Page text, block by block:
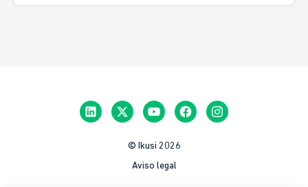
© Ikusi 2026
Aviso legal